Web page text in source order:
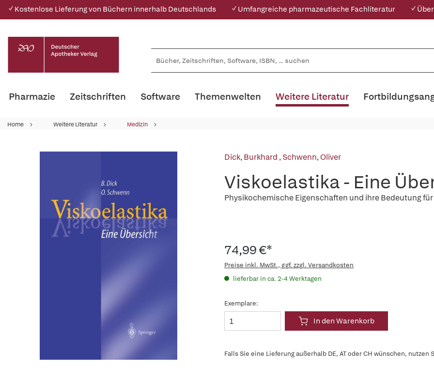
✓ Kostenlose Lieferung von Büchern innerhalb Deutschlands ✓ Umfangreiche pharmazeutische Fachliteratur ✓
Pharmazie Zeitschriften Software Themenwelten Weitere Literatur
Home Weitere Literatur Medizin
Dick, Burkhard ,Schwenn, Oliver
Viskoelastika - Eine
Physikochemische Eigenschaften und ihre Bedeutung
74,99 €*
Preise inkl. MwSt., ggf. zzgl. Versandkosten
lieferbar in ca. 2-4 Werktagen
Exemplare:
In den Warenkorb
Falls Sie eine Lieferung außerhalb DE, AT oder CH wünschen,